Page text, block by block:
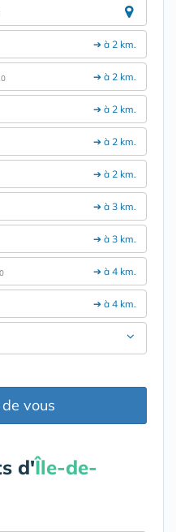
➔ à 2 km.
➔ à 2 km.
➔ à 2 km.
➔ à 2 km.
➔ à 2 km.
➔ à 3 km.
➔ à 3 km.
➔ à 4 km.
➔ à 4 km.
vous
d'Île-de-